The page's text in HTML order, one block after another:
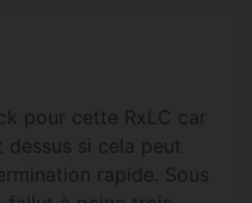
pour cette RxLC car
dessus si cela peut
rapide. Sous